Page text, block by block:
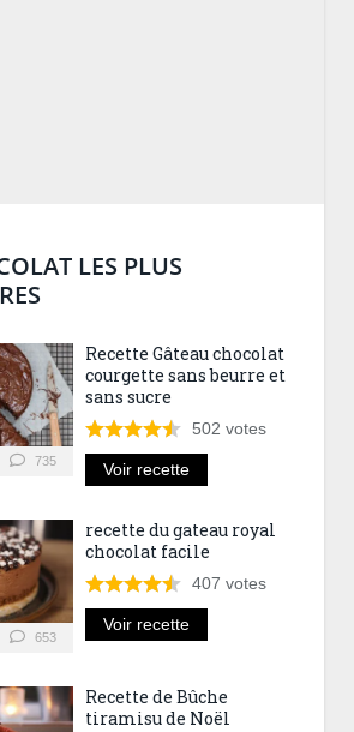
LES PLUS
735
Recette Gâteau chocolat
courgette sans beurre et
sans sucre
502 votes
Voir recette
653
recette du gateau royal
chocolat facile
407 votes
Voir recette
Recette de Bûche
tiramisu de Noël